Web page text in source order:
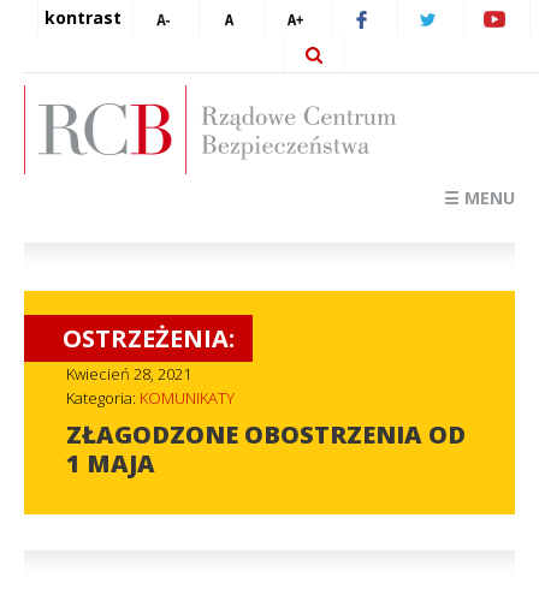
kontrast
☰ MENU
OSTRZEŻENIA:
Kwiecień 28, 2021
Kategoria: KOMUNIKATY
ZŁAGODZONE OBOSTRZENIA OD
1 MAJA